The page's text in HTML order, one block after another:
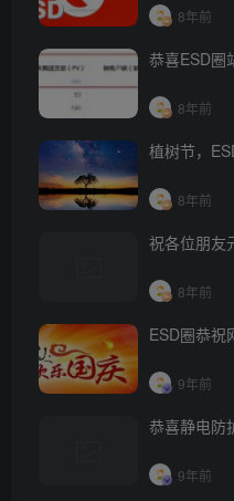
8年前
恭喜ESD圈
8年前
植树节，
8年前
祝各位朋友
8年前
ESD圈恭祝
9年前
恭喜静电防
9年前